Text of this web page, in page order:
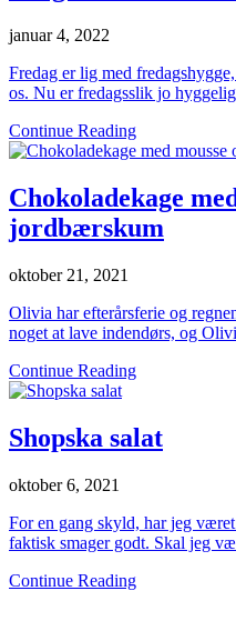
januar 4, 2022
Fredag er lig med
os. Nu er fredagsslik jo
Continue Reading
Chokoladekage
jordbærskum
oktober 21, 2021
Olivia har efterårsferie og
noget at lave indendørs, og
Continue Reading
Shopska salat
oktober 6, 2021
For en gang skyld, har jeg
faktisk smager godt. Skal jeg
Continue Reading